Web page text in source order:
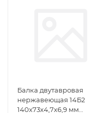
Балка двутавровая
нержавеющая 14Б2
140х73х4,7х6,9 мм